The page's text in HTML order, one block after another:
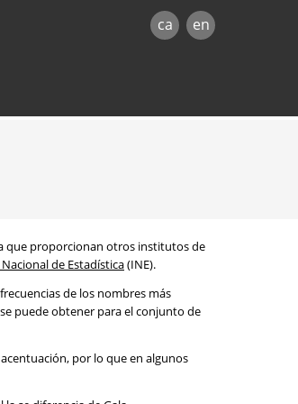
ca en
que proporcionan otros institutos de
de Estadística(INE).
de los nombres más
puede obtener para el conjunto de
por lo que en algunos